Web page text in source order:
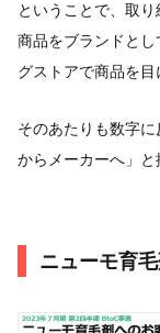
ということで、取
商品をブランドと
グストアで商品を目
そのあたりも数字
からメーカーへ」と
ニューモ育